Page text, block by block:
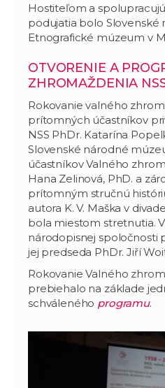
Hostiteľom a
podujatia bolo Slovenské
Etnografické múzeum v
OTVORENIE A
ZHROMAŽDENIA
Rokovanie valného
prítomných účastníkov
NSS PhDr. Katarína
Slovenské národné
účastníkov Valného
Hana Zelinová, PhD. a
prítomným stručnú
autora K. V. Maška v
bola miestom stretnutia.
národopisnej spoločnosti
jej predseda PhDr. Jiří
Rokovanie Valného
prebiehalo na základe
schváleného programu.